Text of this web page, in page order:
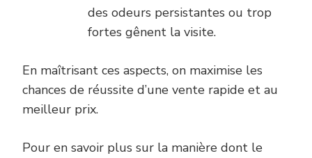
des odeurs persistantes ou trop
fortes gênent la visite.
En maîtrisant ces aspects, on maximise les
chances de réussite d’une vente rapide et au
meilleur prix.
Pour en savoir plus sur la manière dont le